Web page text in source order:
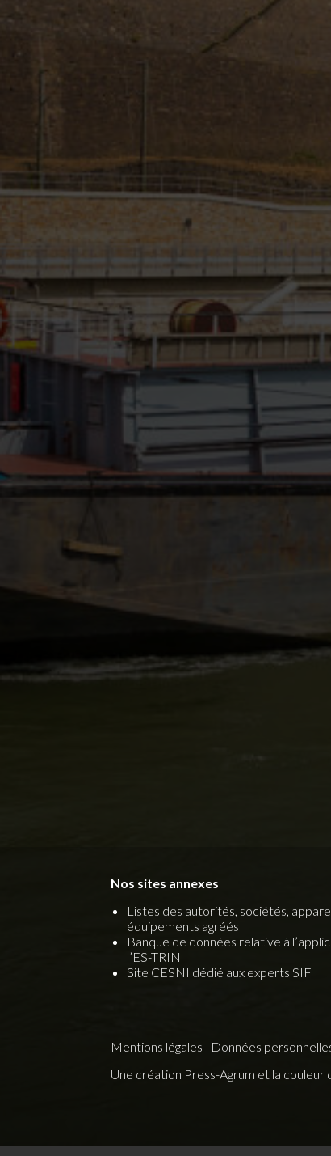
Nos sites annexes
Listes des autorités, sociétés,
équipements agréés
Banque de données relative à
l’ES-TRIN
Site CESNI dédié aux experts SIF
Mentions légales Données
Une création Press-Agrum et la couleur